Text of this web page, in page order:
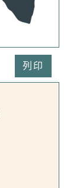
列印